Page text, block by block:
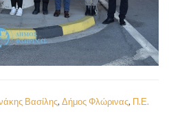
Βασίλης, Δήμος Φλώρινας, Π.Ε.